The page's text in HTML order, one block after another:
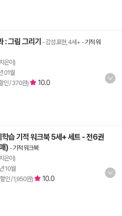
: 그림 그리기 - 감성.표현, 4세+ -기적 워
은이)
01월
인 / 370원)
10.0
학습 기적 워크북 5세+ 세트 - 전6권
)-기적 워크북
은이)
10월
인 / 1,950원)
10.0